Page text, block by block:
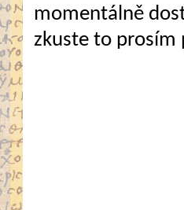
momentálně
zkuste to prosím